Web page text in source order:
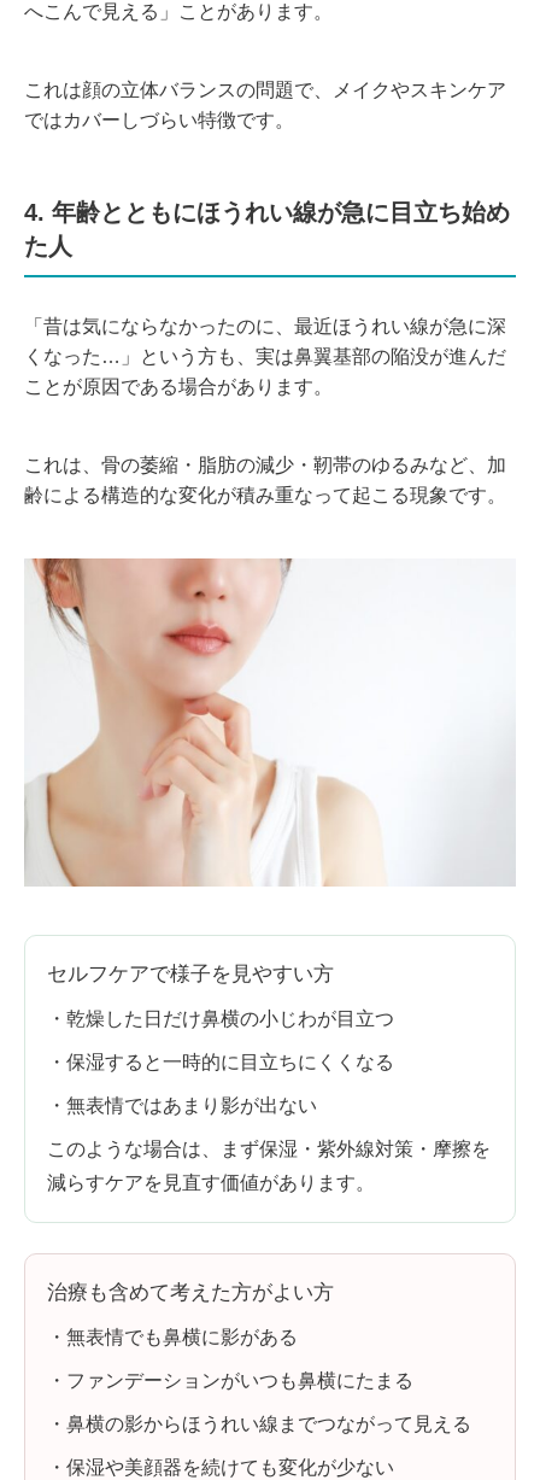
へこんで見える」ことがあります。
これは顔の立体バランスの問題で、メイクやスキンケア
ではカバーしづらい特徴です。
4. 年齢とともにほうれい線が急に目立ち始め
た人
「昔は気にならなかったのに、最近ほうれい線が急に深
くなった…」という方も、実は鼻翼基部の陥没が進んだ
ことが原因である場合があります。
これは、骨の萎縮・脂肪の減少・靭帯のゆるみなど、加
齢による構造的な変化が積み重なって起こる現象です。
セルフケアで様子を見やすい方
・乾燥した日だけ鼻横の小じわが目立つ
・保湿すると一時的に目立ちにくくなる
・無表情ではあまり影が出ない
このような場合は、まず保湿・紫外線対策・摩擦を
減らすケアを見直す価値があります。
治療も含めて考えた方がよい方
・無表情でも鼻横に影がある
・ファンデーションがいつも鼻横にたまる
・鼻横の影からほうれい線までつながって見える
・保湿や美顔器を続けても変化が少ない